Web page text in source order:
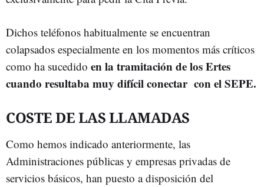
Dichos teléfonos habitualmente se encuentran
colapsados especialmente en los momentos más críticos
como ha sucedido en la tramitación de los Ertes
cuando resultaba muy difícil conectar con el SEPE.
COSTE DE LAS LLAMADAS
Como hemos indicado anteriormente, las
Administraciones públicas y empresas privadas de
servicios básicos, han puesto a disposición del